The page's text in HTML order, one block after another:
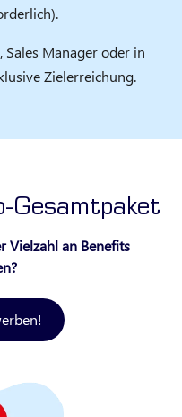
Sales Manager oder in
Zielerreichung.
Gesamtpaket
Vielzahl an Benefits